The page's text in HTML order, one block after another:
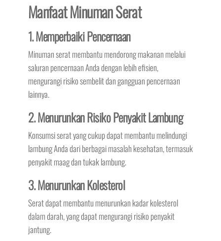
Manfaat Minuman Serat
1. Memperbaiki Pencernaan
Minuman serat membantu mendorong makanan melalui
saluran pencernaan Anda dengan lebih efisien,
mengurangi risiko sembelit dan gangguan pencernaan
lainnya.
2. Menurunkan Risiko Penyakit Lambung
Konsumsi serat yang cukup dapat membantu melindungi
lambung Anda dari berbagai masalah kesehatan, termasuk
penyakit maag dan tukak lambung.
3. Menurunkan Kolesterol
Serat dapat membantu menurunkan kadar kolesterol
dalam darah, yang dapat mengurangi risiko penyakit
jantung.